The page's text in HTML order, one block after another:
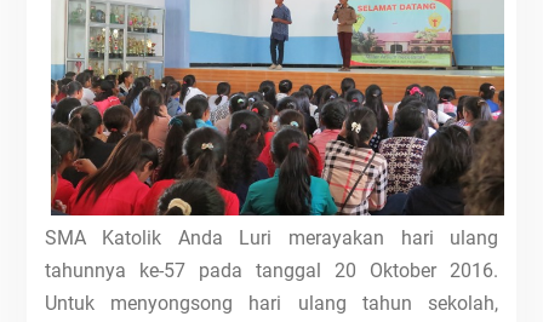
SMA Katolik Anda Luri merayakan hari ulang
tahunnya ke-57 pada tanggal 20 Oktober 2016.
Untuk menyongsong hari ulang tahun sekolah,